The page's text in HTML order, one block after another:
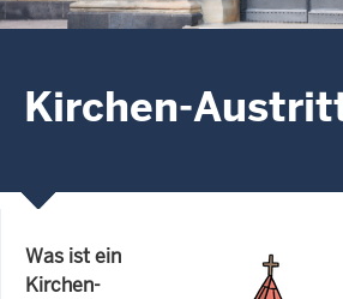
Kirchen-
Was ist ein
Kirchen-